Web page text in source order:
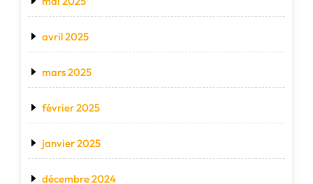
avril 2025
mars 2025
février 2025
janvier 2025
décembre 2024